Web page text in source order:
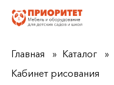
Главная Каталог
Кабинет рисования